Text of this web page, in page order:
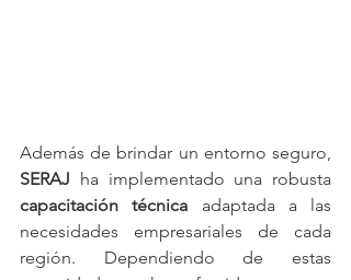
SERAJ
capacitación técnica adaptada a las
necesidades empresariales de cada
región. Dependiendo de estas